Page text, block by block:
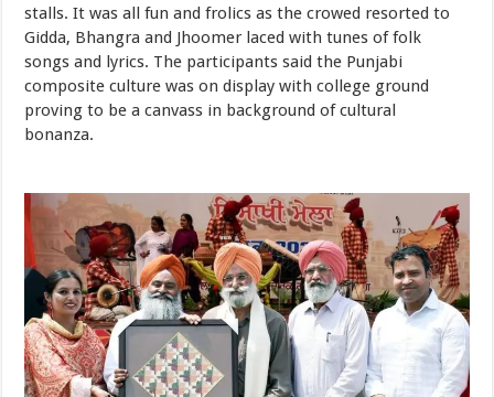
stalls. It was all fun and frolics as the crowed resorted to
Gidda, Bhangra and Jhoomer laced with tunes of folk
songs and lyrics. The participants said the Punjabi
composite culture was on display with college ground
proving to be a canvass in background of cultural
bonanza.